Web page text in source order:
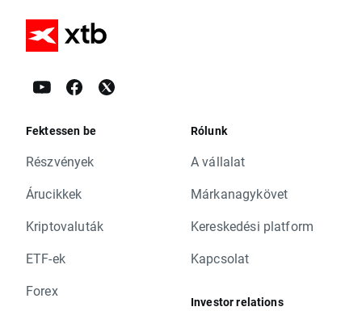
Fektessen be
Részvények
Árucikkek
Kriptovaluták
ETF-ek
Forex
Rólunk
A vállalat
Márkanagykövet
Kereskedési platform
Kapcsolat
Investor relations